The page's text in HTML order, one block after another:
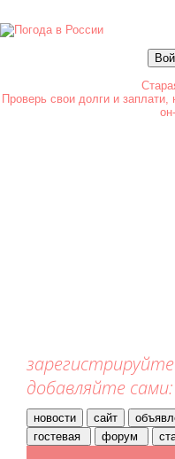
Проверь свои долги и
добавляйте сами: